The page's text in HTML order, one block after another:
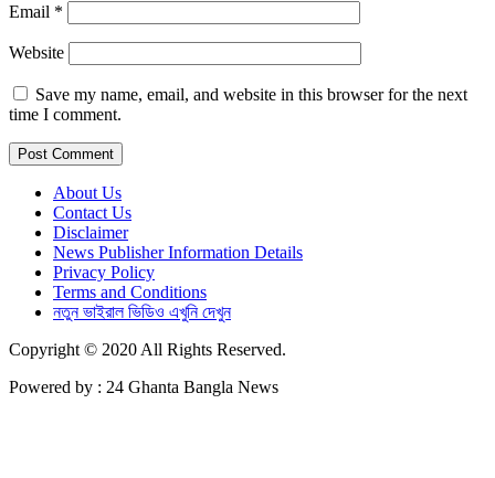
Email *
Website
Save my name, email, and website in this browser for the next
time I comment.
About Us
Contact Us
Disclaimer
News Publisher Information Details
Privacy Policy
Terms and Conditions
নতুন ভাইরাল ভিডিও এখুনি দেখুন
Copyright © 2020 All Rights Reserved.
Powered by : 24 Ghanta Bangla News